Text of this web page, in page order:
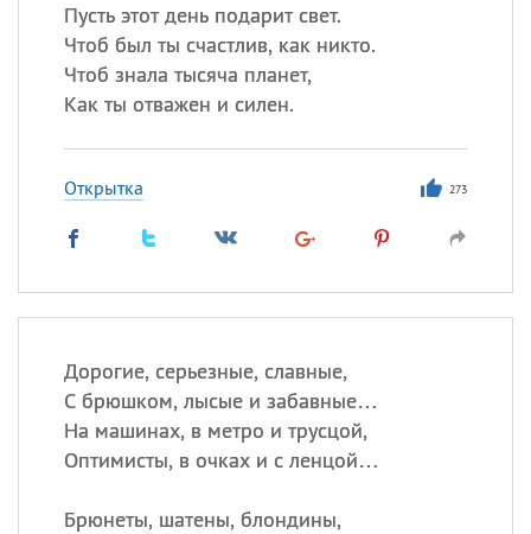
Пусть этот день подарит свет.
Чтоб был ты счастлив, как никто.
Чтоб знала тысяча планет,
Как ты отважен и силен.
Открытка 273
Дорогие, серьезные, славные,
С брюшком, лысые и забавные…
На машинах, в метро и трусцой,
Оптимисты, в очках и с ленцой…
Брюнеты, шатены, блондины,